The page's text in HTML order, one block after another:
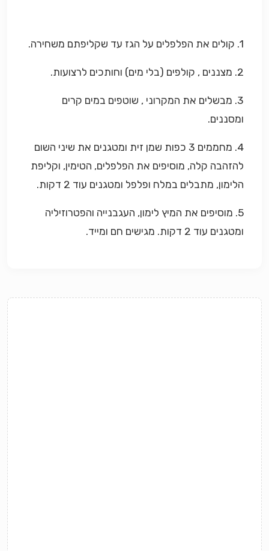
1. קולים את הפלפלים על הגז עד שקליפתם משחירה.
2. מצננים , קולפים (בלי מים) וחותכים לרצועות.
3. מבשלים את המקרוני , שוטפים במים קרים
ומסננים.
4. מחממים 3 כפות שמן זית ומטגנים את שיני השום
להזהבה קלה, מוסיפים את הפלפלים, הטימין, וקליפת
הלימון, מתבלים במלח ופלפל ומטגנים עוד 2 דקות.
5. מוסיפים את המיץ לימון, העגבנייה והפטרוזיליה
ומטגנים עוד 2 דקות. מגישים חם ומייד.